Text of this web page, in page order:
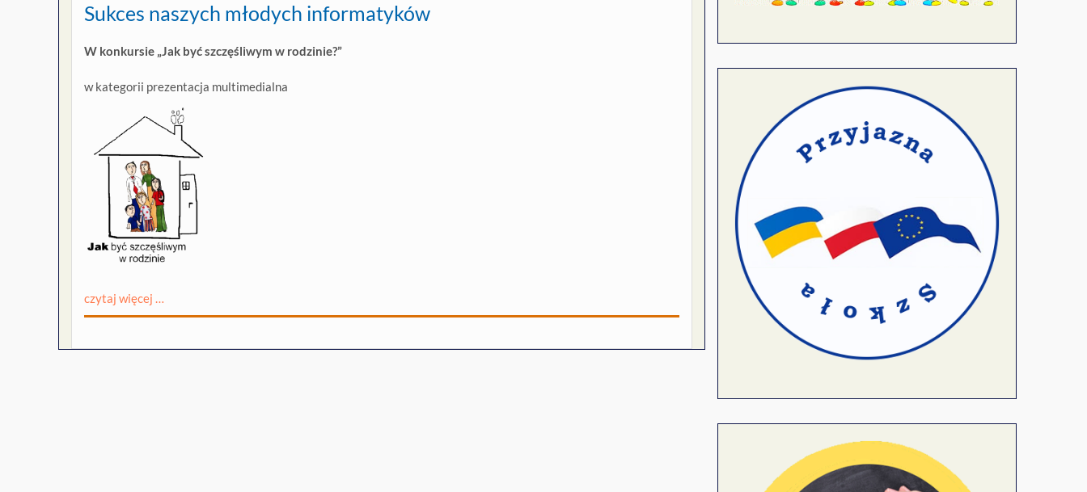
Sukces naszych młodych informatyków
W konkursie „Jak być szczęśliwym w rodzinie?”
w kategorii prezentacja multimedialna
czytaj więcej …